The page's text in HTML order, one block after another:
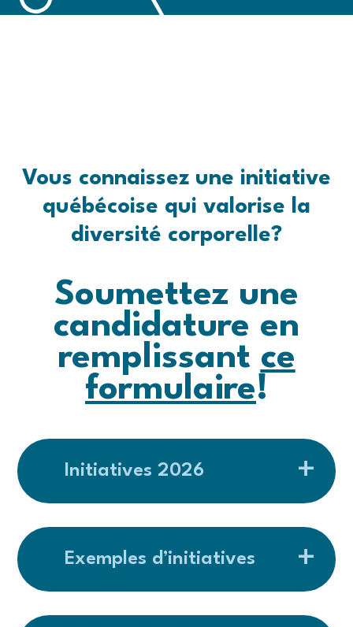
Vous connaissez une initiative
québécoise qui valorise la
diversité corporelle?
Soumettez une
candidature en
remplissant ce
formulaire!
Initiatives 2026
Exemples d’initiatives